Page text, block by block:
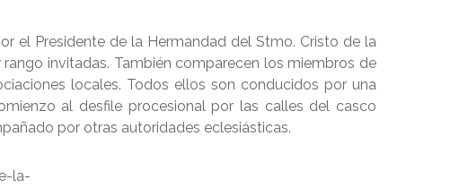
el Presidente de la Hermandad del Stmo. Cristo de la
invitadas. También comparecen los miembros de
locales. Todos ellos son conducidos por una
al desfile procesional por las calles del casco
por otras autoridades eclesiásticas.